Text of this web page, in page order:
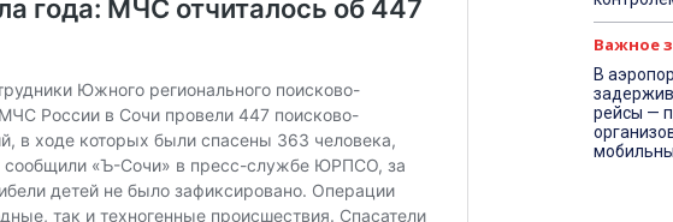
Важное
В
рейсы —